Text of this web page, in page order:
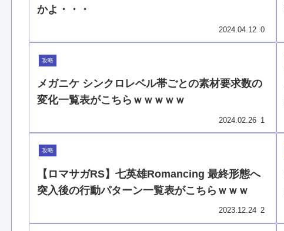
かよ・・・
2024.04.12 0
攻略
メガニケ シンクロレベル帯ごとの素材要求数の
変化一覧表がこちらｗｗｗｗｗ
2024.02.26 1
攻略
【ロマサガRS】七英雄Romancing 最終形態へ
突入後の行動パターン一覧表がこちらｗｗｗ
2023.12.24 2